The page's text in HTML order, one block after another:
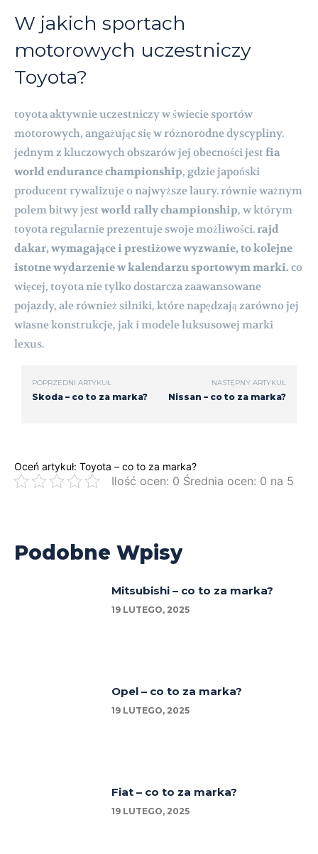
W jakich sportach
motorowych uczestniczy
Toyota?
toyota aktywnie uczestniczy w świecie sportów
motorowych, angażując się w różnorodne dyscypliny.
jednym z kluczowych obszarów jej obecności jestfia
world endurance championship, gdzie japoński
producent rywalizuje o najwyższe laury. równie ważnym
polem bitwy jestworld rally championship, w którym
toyota regularnie prezentuje swoje możliwości.rajd
dakar, wymagające i prestiżowe wyzwanie, to kolejne
istotne wydarzenie w kalendarzu sportowym marki. co
więcej, toyota nie tylko dostarcza zaawansowane
pojazdy, ale również silniki, które napędzają zarówno jej
własne konstrukcje, jak i modele luksusowej marki
lexus.
POPRZEDNI ARTYKUŁ
Skoda – co to za marka?
NASTĘPNY ARTYKUŁ
Nissan – co to za marka?
Oceń artykuł: Toyota – co to za marka?
Ilość ocen: 0 Średnia ocen: 0 na 5
Podobne Wpisy
Mitsubishi – co to za marka?
19 LUTEGO, 2025
Opel – co to za marka?
19 LUTEGO, 2025
Fiat – co to za marka?
19 LUTEGO, 2025